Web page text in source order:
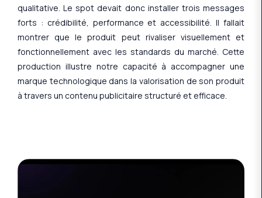
qualitative. Le spot devait donc installer trois messages
forts : crédibilité, performance et accessibilité. Il fallait
montrer que le produit peut rivaliser visuellement et
fonctionnellement avec les standards du marché. Cette
production illustre notre capacité à accompagner une
marque technologique dans la valorisation de son produit
à travers un contenu publicitaire structuré et efficace.